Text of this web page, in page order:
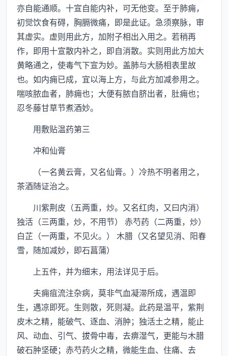
亦自能通顺。十宣自能内补，可无他变。至于肺痈，
初觉饮食有碍，胸膈微痛，即是此证。急须察脉，审
其虚实。虚则用此方，加附子相出入用之。若稍再
作，即用十宣散内补之，即自消散。实则用此方加大
黄略通之，使毒气下宣为妙。盖肺与大肠相表里故
也。如内痈已成，宜以海上方，与此方加减参用之。
喘咳脓血者，肺痈也；大便有脓自脐出者，肚痈也；
忍冬藤甘草节煮酒妙。
用敷贴温药第三
冲和仙膏
（一名黄云膏，又名仙膏。）冷热不明者用之，
茶酒随证治之。
川紫荆皮（五两重，炒。又名红肉，又曰内消）
独活（三两重，炒，不用节） 赤芍药（二两重，炒）
白芷（一两重，不见火。） 木腊（又名望见消、阳春
雪，随加减妙，即石菖蒲）
上五件，并为细末，用法详见于后。
夫痈疽流注杂病，莫非气血凝滞所成，遇温即
生，遇凉即死。生则散，死则凝。此药是温平，紫荆
皮木之精，能破气、逐血、消肿；独活土之精，能止
风、动血、引气、拔骨中毒，去痹湿气，更能与木腊
破石肿坚硬；赤芍药火之精，微能生血、住痛、去